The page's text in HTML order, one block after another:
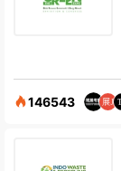
146543